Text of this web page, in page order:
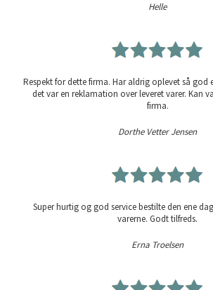
Helle
Respekt for dette firma. Har aldrig oplevet så god
det var en reklamation over leveret varer. Kan
firma.
Dorthe Vetter Jensen
Super hurtig og god service bestilte den ene
varerne. Godt tilfreds.
Erna Troelsen